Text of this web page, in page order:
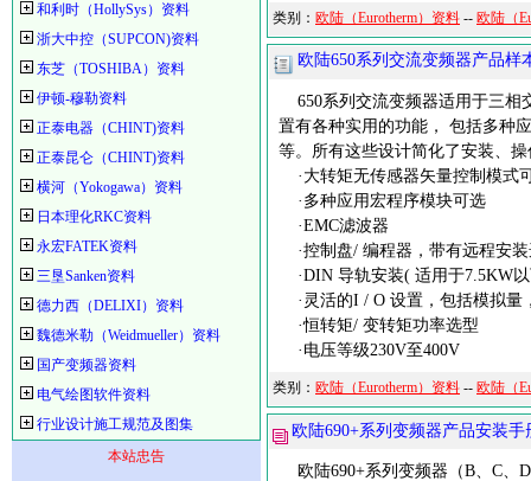
和利时（HollySys）资料
浙大中控（SUPCON)资料
东芝（TOSHIBA）资料
伊顿-穆勒资料
正泰电器（CHINT)资料
正泰昆仑（CHINT)资料
横河（Yokogawa）资料
日本理化RKC资料
永宏FATEK资料
三垦Sanken资料
德力西（DELIXI）资料
魏德米勒（Weidmueller）资料
国产变频器资料
电气绘图软件资料
行业设计施工规范及图集
本站忠告
类别： 欧陆（Eurotherm）资料 -- 欧陆（
欧陆650系列交流变频器产品样
650系列交流变频器适用于三相
置有各种实用的功能， 包括多种
等。所有这些设计简化了安装、
·大转矩无传感器矢量控制模式
·多种应用宏程序模块可选
·EMC滤波器
·控制盘/ 编程器，带有远程安装
·DIN 导轨安装( 适用于7.5KW
·灵活的I / O 设置，包括模拟量
·恒转矩/ 变转矩功率选型
·电压等级230V至400V
类别： 欧陆（Eurotherm）资料 -- 欧陆（
欧陆690+系列变频器产品安装手
欧陆690+系列变频器（B、C、